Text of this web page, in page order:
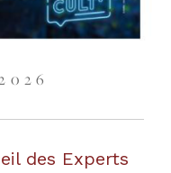
des Experts